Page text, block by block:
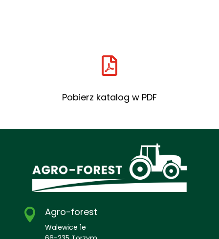

Pobierz katalog w PDF
 Agro-forest
Walewice 1e